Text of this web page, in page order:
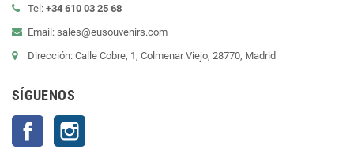
Tel: +34 610 03 25 68
Email: sales@eusouvenirs.com
Dirección: Calle Cobre, 1, Colmenar Viejo, 28770, Madrid
SÍGUENOS
Facebook